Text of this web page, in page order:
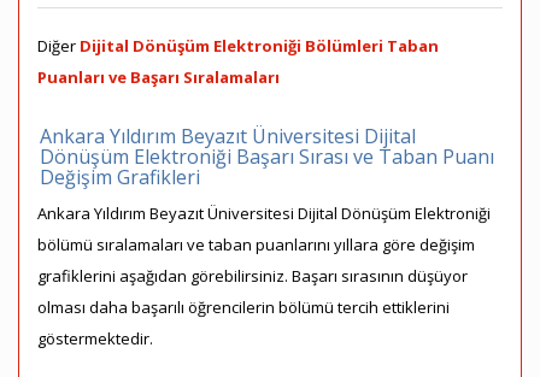
Diğer Dijital Dönüşüm Elektroniği Bölümleri Taban
Puanları ve Başarı Sıralamaları
Ankara Yıldırım Beyazıt Üniversitesi Dijital
Dönüşüm Elektroniği Başarı Sırası ve Taban Puanı
Değişim Grafikleri
Ankara Yıldırım Beyazıt Üniversitesi Dijital Dönüşüm Elektroniği
bölümü sıralamaları ve taban puanlarını yıllara göre değişim
grafiklerini aşağıdan görebilirsiniz. Başarı sırasının düşüyor
olması daha başarılı öğrencilerin bölümü tercih ettiklerini
göstermektedir.